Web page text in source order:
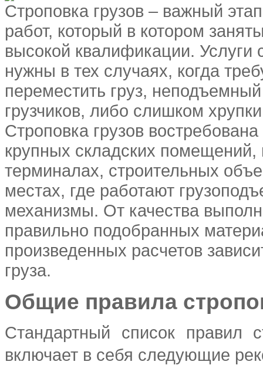
Строповка грузов – важный
работ, который в котором
высокой квалификации. Услуги
нужны в тех случаях, когда
переместить груз,
грузчиков, либо слишком
Строповка грузов
крупных складских помещений,
терминалах, строительных
местах, где работают
механизмы. От качества
правильно подобранных
произведенных расчетов
груза.
Общие правила
Стандартный список правил
включает в себя следующие